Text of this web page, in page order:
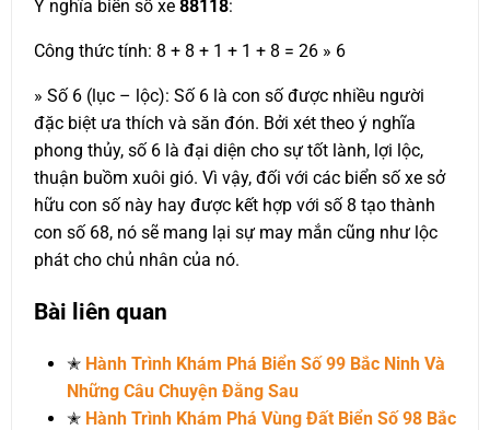
Ý nghĩa biển số xe 88118:
Công thức tính: 8 + 8 + 1 + 1 + 8 = 26 » 6
» Số 6 (lục – lộc): Số 6 là con số được nhiều người
đặc biệt ưa thích và săn đón. Bởi xét theo ý nghĩa
phong thủy, số 6 là đại diện cho sự tốt lành, lợi lộc,
thuận buồm xuôi gió. Vì vậy, đối với các biển số xe sở
hữu con số này hay được kết hợp với số 8 tạo thành
con số 68, nó sẽ mang lại sự may mắn cũng như lộc
phát cho chủ nhân của nó.
Bài liên quan
✭ Hành Trình Khám Phá Biển Số 99 Bắc Ninh Và
Những Câu Chuyện Đằng Sau
✭ Hành Trình Khám Phá Vùng Đất Biển Số 98 Bắc